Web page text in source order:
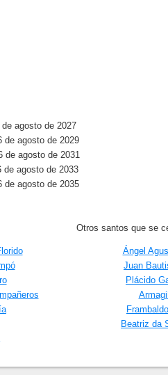
de agosto de 2027
de agosto de 2029
de agosto de 2031
de agosto de 2033
de agosto de 2035
Otros santos que se
Ángel
Juan
Plácido
Beatriz da